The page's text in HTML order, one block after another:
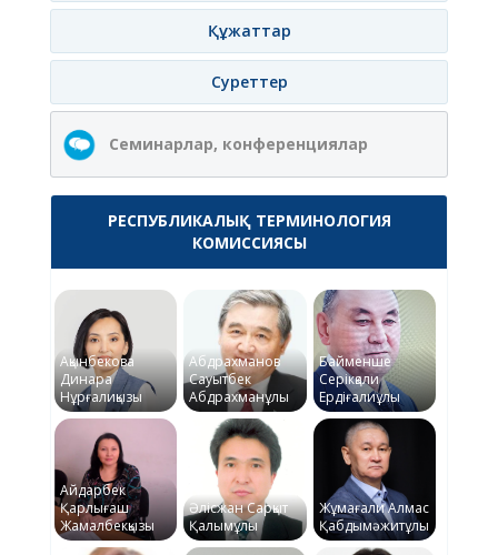
Құжаттар
Суреттер
Семинарлар, конференциялар
РЕСПУБЛИКАЛЫҚ ТЕРМИНОЛОГИЯ
КОМИССИЯСЫ
Ақынбекова
Динара
Нұрғалиқызы
Абдрахманов
Сауытбек
Абдрахманұлы
Байменше
Серікқали
Ердіғалиұлы
Айдарбек
Қарлығаш
Жамалбекқызы
Әлісжан Сарқыт
Қалымұлы
Жұмағали Алмас
Қабдымәжитұлы